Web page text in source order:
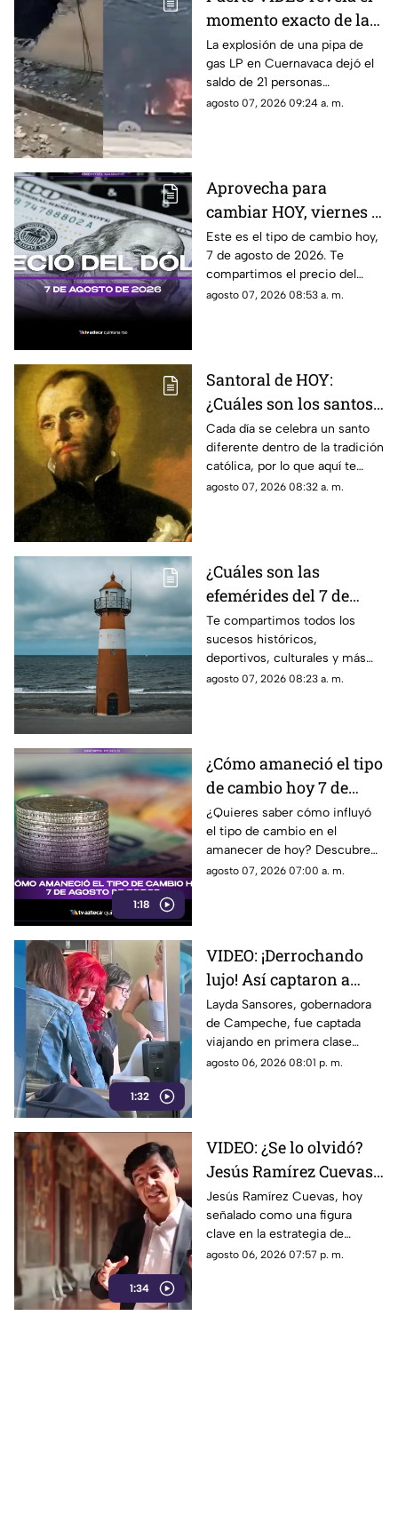
momento exacto de la
3xpl0s1ón de pipa de
gas LP que dejó a 21
personas l3s10n4d4s:
Esto se sabe sobre lo
La explosión de una pipa de
gas LP en Cuernavaca dejó el
saldo de 21 personas
lesionadas y en redes sociales
agosto 07, 2026 09:24 a. m.
Aprovecha para
cambiar HOY, viernes 7
de agosto de 2026: Este
es el precio del dólar
estadounidense en
Cancún
Este es el tipo de cambio hoy,
7 de agosto de 2026. Te
compartimos el precio del
dólar hoy en Cancún, así como
agosto 07, 2026 08:53 a. m.
Santoral de HOY:
¿Cuáles son los santos
que se celebran este
viernes 7 de agosto de
2026?
Cada día se celebra un santo
diferente dentro de la tradición
católica, por lo que aquí te
compartimos el santoral
agosto 07, 2026 08:32 a. m.
¿Cuáles son las
efemérides del 7 de
agosto? Esto se celebra
un día como hoy en
México y el mundo
Te compartimos todos los
sucesos históricos,
deportivos, culturales y más
que marcaron las efemérides
agosto 07, 2026 08:23 a. m.
1:18
¿Cómo amaneció el tipo
de cambio hoy 7 de
agosto de 2026?
¿Quieres saber cómo influyó
el tipo de cambio en el
amanecer de hoy? Descubre
los detalles de esta noticia que
agosto 07, 2026 07:00 a. m.
1:32
VIDEO: ¡Derrochando
lujo! Así captaron a
Layda Sansores
viajando en primera
clase a Madrid; iba con
su hermana titular del
Layda Sansores, gobernadora
de Campeche, fue captada
viajando en primera clase
rumbo a Madrid junto a su
agosto 06, 2026 08:01 p. m.
1:34
VIDEO: ¿Se lo olvidó?
Jesús Ramírez Cuevas,
figura clave en la
estrategia de censura
del gobierno, criticaba
la publicidad para
Jesús Ramírez Cuevas, hoy
señalado como una figura
clave en la estrategia de
censura del gobierno, criticaba
agosto 06, 2026 07:57 p. m.